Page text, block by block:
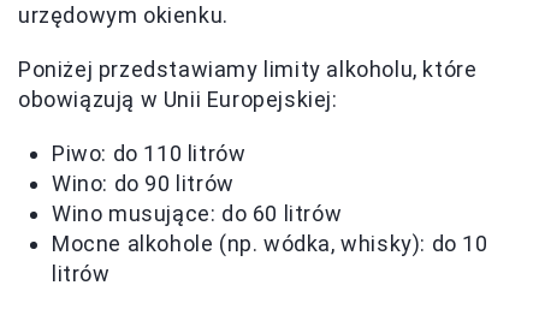
urzędowym okienku.
Poniżej przedstawiamy limity alkoholu, które
obowiązują w Unii Europejskiej:
Piwo: do 110 litrów
Wino: do 90 litrów
Wino musujące: do 60 litrów
Mocne alkohole (np. wódka, whisky): do 10
litrów